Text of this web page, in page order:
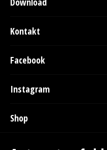
Kontakt
Facebook
Instagram
Shop